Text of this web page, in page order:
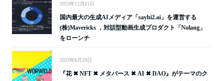
2023年12月21日
国内最大の生成AIメディア「sayhi2.ai」を運営する
(株)Mavericks ，対話型動画生成プロダクト「Nolang」
をローンチ
2023年8月29日
『花 ✖︎ NFT ✖ メタバース ✖︎ AI ✖︎ DAO』がテーマのク